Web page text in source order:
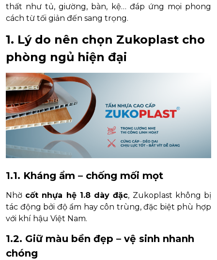
thất như tủ, giường, bàn, kệ… đáp ứng mọi phong
cách từ tối giản đến sang trọng.
1. Lý do nên chọn Zukoplast cho
phòng ngủ hiện đại
1.1. Kháng ẩm – chống mối mọt
Nhờ cốt nhựa hệ 1.8 dày đặc, Zukoplast không bị
tác động bởi độ ẩm hay côn trùng, đặc biệt phù hợp
với khí hậu Việt Nam.
1.2. Giữ màu bền đẹp – vệ sinh nhanh
chóng